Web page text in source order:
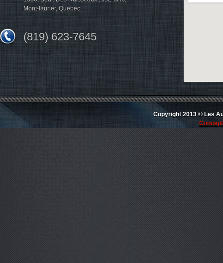
Mont-laurier, Quebec
(819) 623-7645
Copyright 2013 © Les